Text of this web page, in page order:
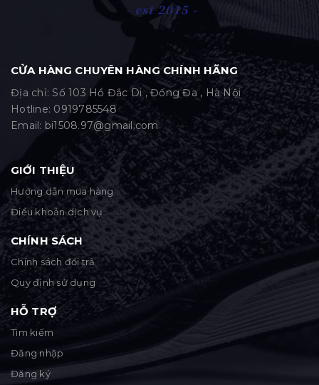
CỬA HÀNG CHUYÊN HÀNG CHÍNH HÃNG
Địa chỉ: Số 103 Hồ Đắc Di , Đống Đa , Hà Nội
Hotline: 0919785548
Email: bi1508.97@gmail.com
GIỚI THIỆU
Hướng dẫn mua hàng
Điều khoản dịch vụ
CHÍNH SÁCH
Chính sách đổi trả
Quy định sử dụng
HỖ TRỢ
Tìm kiếm
Đăng nhập
Đăng ký